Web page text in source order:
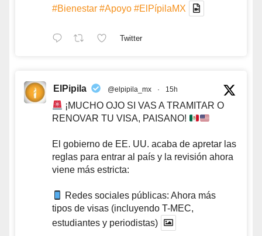
#Bienestar #Apoyo #ElPípilaMX
Twitter
ElPipila @elpipila_mx · 15h
¡MUCHO OJO SI VAS A TRAMITAR O
RENOVAR TU VISA, PAISANO!
El gobierno de EE. UU. acaba de apretar las
reglas para entrar al país y la revisión ahora
viene más estricta:
Redes sociales públicas: Ahora más
tipos de visas (incluyendo T-MEC,
estudiantes y periodistas)